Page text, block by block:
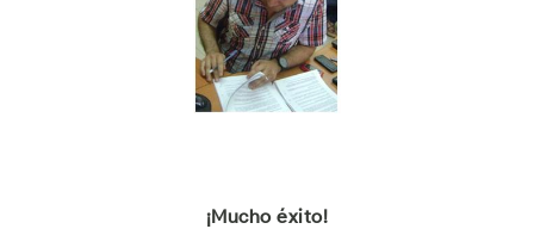
¡Mucho éxito!